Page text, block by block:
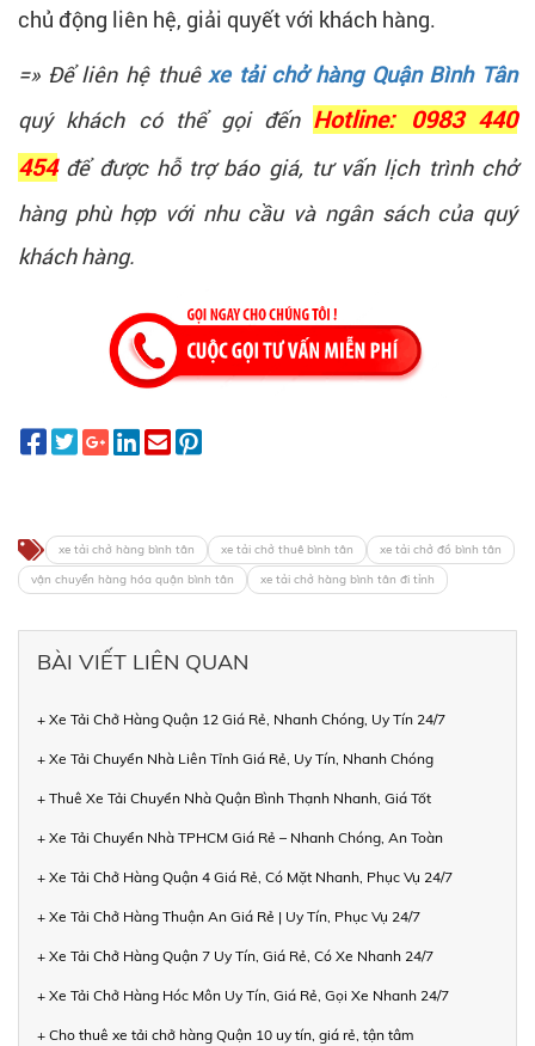
chủ động liên hệ, giải quyết với khách hàng.
=» Để liên hệ thuê xe tải chở hàng Quận Bình Tân
quý khách có thể gọi đến Hotline: 0983 440
454để được hỗ trợ báo giá, tư vấn lịch trình chở
hàng phù hợp với nhu cầu và ngân sách của quý
khách hàng.
xe tải chở hàng bình tân xe tải chở thuê bình tân
xe tải chở đồ bình tân
vận chuyển hàng hóa quận bình tân
xe tải chở hàng bình tân đi tỉnh
BÀI VIẾT LIÊN QUAN
+ Xe Tải Chở Hàng Quận 12 Giá Rẻ, Nhanh Chóng, Uy Tín 24/7
+ Xe Tải Chuyển Nhà Liên Tỉnh Giá Rẻ, Uy Tín, Nhanh Chóng
+ Thuê Xe Tải Chuyển Nhà Quận Bình Thạnh Nhanh, Giá Tốt
+ Xe Tải Chuyển Nhà TPHCM Giá Rẻ – Nhanh Chóng, An Toàn
+ Xe Tải Chở Hàng Quận 4 Giá Rẻ, Có Mặt Nhanh, Phục Vụ 24/7
+ Xe Tải Chở Hàng Thuận An Giá Rẻ | Uy Tín, Phục Vụ 24/7
+ Xe Tải Chở Hàng Quận 7 Uy Tín, Giá Rẻ, Có Xe Nhanh 24/7
+ Xe Tải Chở Hàng Hóc Môn Uy Tín, Giá Rẻ, Gọi Xe Nhanh 24/7
+ Cho thuê xe tải chở hàng Quận 10 uy tín, giá rẻ, tận tâm